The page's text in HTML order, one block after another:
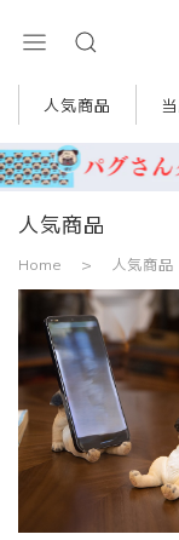
人気商品
人気商品
Home 人気商品